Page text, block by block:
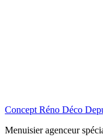
Concept Réno Déco
Menuisier agenceur